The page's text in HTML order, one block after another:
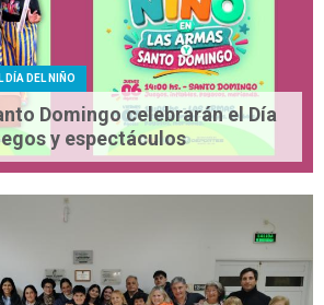
DÍA DEL NIÑO
Domingo celebrarán el Día
y espectáculos